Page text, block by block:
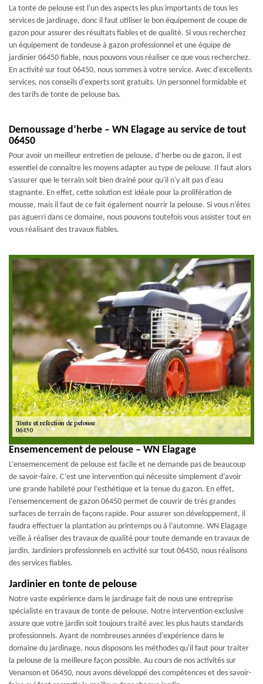
La tonte de pelouse est l'un des aspects les plus importants de tous les
services de jardinage, donc il faut utiliser le bon équipement de coupe de
gazon pour assurer des résultats fiables et de qualité. Si vous recherchez
un équipement de tondeuse à gazon professionnel et une équipe de
jardinier 06450 fiable, nous pouvons vous réaliser ce que vous recherchez.
En activité sur tout 06450, nous sommes à votre service. Avec d'excellents
services, nos conseils d'experts sont gratuits. Un personnel formidable et
des tarifs de tonte de pelouse bas.
Demoussage d’herbe – WN Elagage au service de tout
06450
Pour avoir un meilleur entretien de pelouse, d’herbe ou de gazon, il est
essentiel de connaître les moyens adapter au type de pelouse. Il faut alors
s’assurer que le terrain soit bien drainé pour qu'il n'y ait pas d'eau
stagnante. En effet, cette solution est idéale pour la prolifération de
mousse, mais il faut de ce fait également nourrir la pelouse. Si vous n’êtes
pas aguerri dans ce domaine, nous pouvons toutefois vous assister tout en
vous réalisant des travaux fiables.
Ensemencement de pelouse – WN Elagage
L’ensemencement de pelouse est facile et ne demande pas de beaucoup
de savoir-faire. C’est une intervention qui nécessite simplement d’avoir
une grande habileté pour l’esthétique et la tenue du gazon. En effet,
l’ensemencement de gazon 06450 permet de couvrir de très grandes
surfaces de terrain de façons rapide. Pour assurer son développement, il
faudra effectuer la plantation au printemps ou à l'automne. WN Elagage
veille à réaliser des travaux de qualité pour toute demande en travaux de
jardin. Jardiniers professionnels en activité sur tout 06450, nous réalisons
des services fiables.
Jardinier en tonte de pelouse
Notre vaste expérience dans le jardinage fait de nous une entreprise
spécialiste en travaux de tonte de pelouse. Notre intervention exclusive
assure que votre jardin soit toujours traité avec les plus hauts standards
professionnels. Ayant de nombreuses années d'expérience dans le
domaine du jardinage, nous disposons les méthodes qu'il faut pour traiter
la pelouse de la meilleure façon possible. Au cours de nos activités sur
Venanson et 06450, nous avons développé des compétences et des savoir-